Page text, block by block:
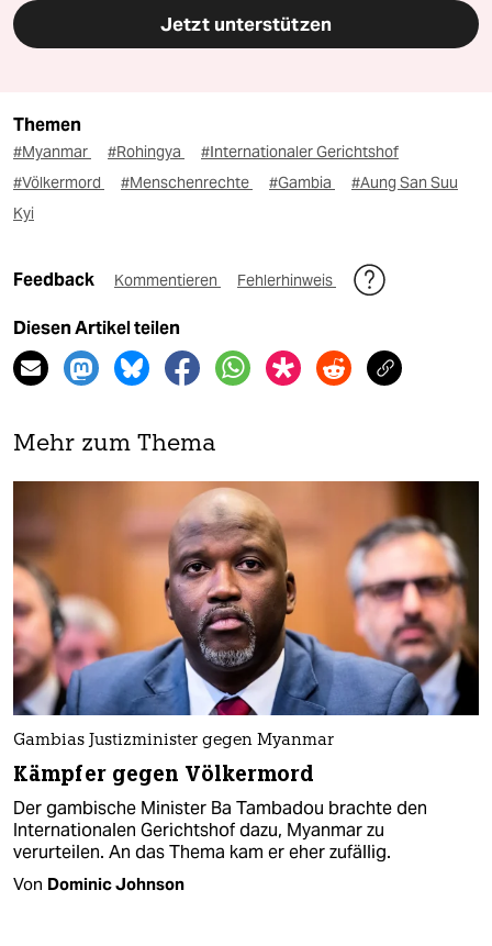
Jetzt unterstützen
Themen
#Myanmar #Rohingya
#Internationaler Gerichtshof
#Völkermord
#Menschenrechte #Gambia
#Aung San Suu
Kyi
Feedback Kommentieren Fehlerhinweis
Diesen Artikel teilen
Mehr zum Thema
Gambias Justizminister gegen Myanmar
Kämpfer gegen Völkermord
Der gambische Minister Ba Tambadou brachte den
Internationalen Gerichtshof dazu, Myanmar zu
verurteilen. An das Thema kam er eher zufällig.
Von Dominic Johnson